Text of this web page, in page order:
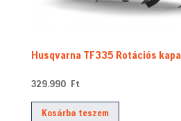
Husqvarna TF335 Rotációs kapa
329.990 Ft
Kosárba teszem